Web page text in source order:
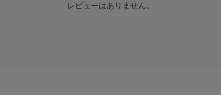
レビューはありません。